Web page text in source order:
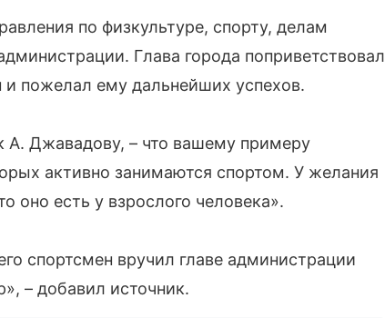
по физкультуре, спорту, делам
Глава города поприветствовал
и пожелал ему дальнейших успехов.
А. Джавадову, – что вашему примеру
активно занимаются спортом. У желания
оно есть у взрослого человека».
спортсмен вручил главе администрации
– добавил источник.